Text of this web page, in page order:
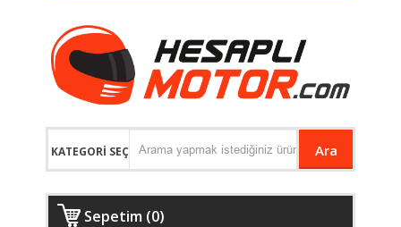
Ara
Sepetim (0)